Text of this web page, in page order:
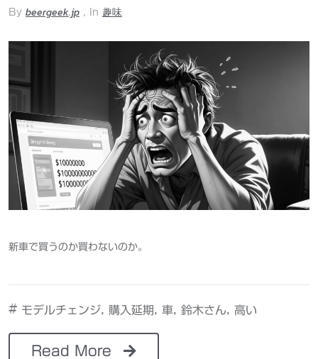
By beergeek.jp , In 趣味
新車で買うのか買わないのか。
# モデルチェンジ 購入延期 車 鈴木さん 高い
Read More